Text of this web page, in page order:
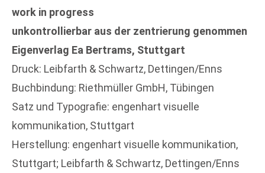
work in progress
unkontrollierbar aus der zentrierung genommen
Eigenverlag Ea Bertrams, Stuttgart
Druck: Leibfarth & Schwartz, Dettingen/Enns
Buchbindung: Riethmüller GmbH, Tübingen
Satz und Typografie: engenhart visuelle
kommunikation, Stuttgart
Herstellung: engenhart visuelle kommunikation,
Stuttgart; Leibfarth & Schwartz, Dettingen/Enns